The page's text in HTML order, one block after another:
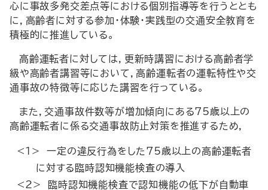
心に事故多発交差点等における個別指導等を行うととも
に，高齢者に対する参加・体験・実践型の交通安全教育を
積極的に推進している。
高齢運転者に対しては，更新時講習における高齢者学
級や高齢者講習等において，高齢運転者の運転特性や交
通事故の特徴等に応じた講習を行っている。
また，交通事故件数等が増加傾向にある75歳以上の
高齢運転者に係る交通事故防止対策を推進するため，
<1> 一定の違反行為をした75歳以上の高齢運転者
に対する臨時認知機能検査の導入
<2> 臨時認知機能検査で認知機能の低下が自動車